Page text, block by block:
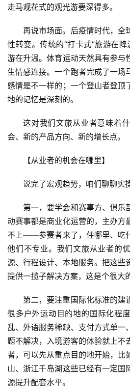
页
区
二
消
文
合
智
慧
旅
游
+
文
旅
问
答
社
登录 注
走马观花式的观光游要深得多。
再说市场面。后疫情时代，全
性转变。传统的“打卡式”旅游在降
游在升温。体育运动天然具有参与
生情感连接。一个跑者完成了一场
感情是不一样的；一个登山者登顶
地的记忆是深刻的。
这对我们文旅从业者意味着
会、新的产品方向、新的增长点。
【从业者的机会在哪里】
说完了宏观趋势，咱们聊聊实
第一，要学会和赛事方、俱乐
动赛事都是商业化运营的，主办方
不上——参赛者来了，住哪里、吃
他们不专业。我们文旅从业者的
源、行程设计、本地服务。把这些
提供一揽子解决方案，这是个很大
第二，要注重国际化标准的建
很多户外运动目的地的国际化
乱、外语服务稀缺、支付方式单一
题不解决，入境游客的体验就上不
者，可以先从重点目的地开始，比
山、浙江千岛湖这些已经有一定国
源提升配套水平。